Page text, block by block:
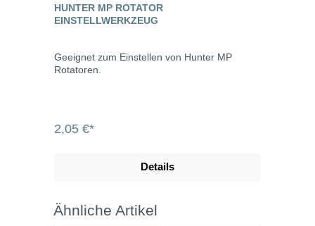
HUNTER MP ROTATOR
EINSTELLWERKZEUG
Geeignet zum Einstellen von Hunter MP
Rotatoren.
2,05 €*
Details
Ähnliche Artikel